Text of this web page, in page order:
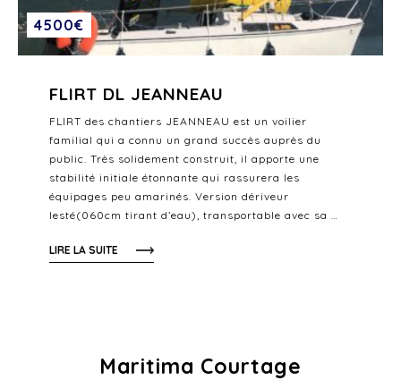
4500€
FLIRT DL JEANNEAU
FLIRT des chantiers JEANNEAU est un voilier
familial qui a connu un grand succès auprès du
public. Très solidement construit, il apporte une
stabilité initiale étonnante qui rassurera les
équipages peu amarinés. Version dériveur
lesté(060cm tirant d’eau), transportable avec sa …
LIRE LA SUITE
Maritima Courtage